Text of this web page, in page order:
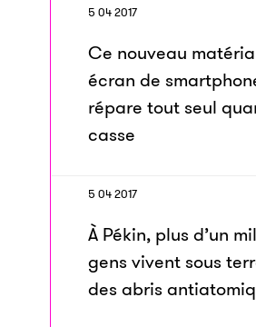
5 04 2017
Ce nouveau
écran de
répare tout seul
casse
5 04 2017
À Pékin, plus d’un
gens vivent sous
des abris